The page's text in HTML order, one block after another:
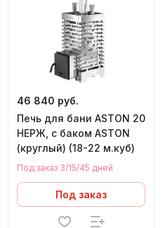
46 840 руб.
Печь для бани ASTON 20
НЕРЖ, с баком ASTON
(круглый) (18-22 м.куб)
Под заказ 3/15/45 дней
Под заказ